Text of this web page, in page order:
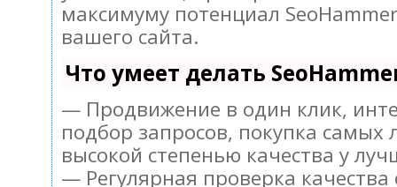
максимуму потенциал
вашего сайта.
Что умеет делать
— Продвижение в один клик,
подбор запросов, покупка самых
высокой степенью качества у
— Регулярная проверка качества